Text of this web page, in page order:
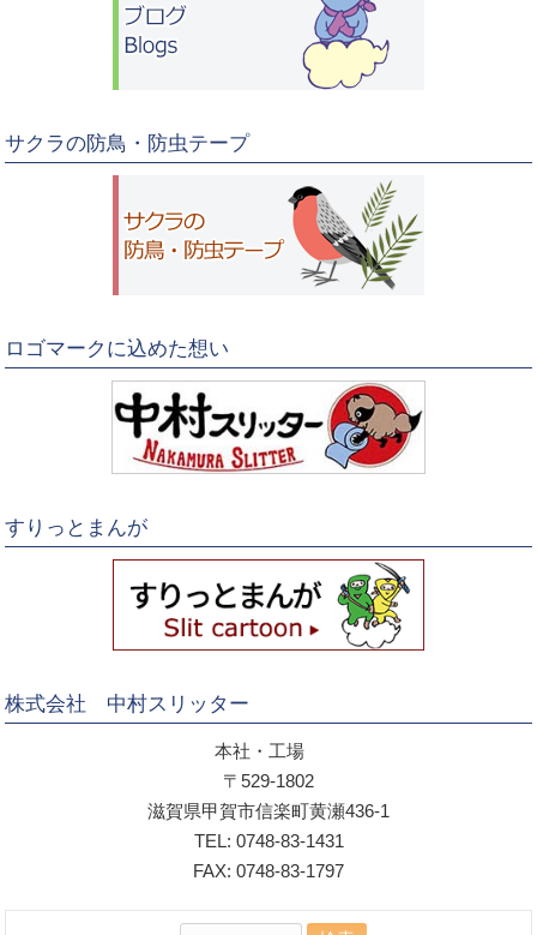
サクラの防鳥・防虫テープ
ロゴマークに込めた想い
すりっとまんが
株式会社 中村スリッター
本社・工場
〒529-1802
滋賀県甲賀市信楽町黄瀬436-1
TEL: 0748-83-1431
FAX: 0748-83-1797